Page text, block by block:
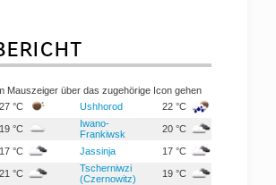
Mauszeiger über das zugehörige Icon gehen
27 °C Ushhorod 22 °C
19 °C
Iwano-
Frankiwsk
20 °C
17 °C Jassinja 17 °C
21 °C
Tscherniwzi
(Czernowitz)
19 °C